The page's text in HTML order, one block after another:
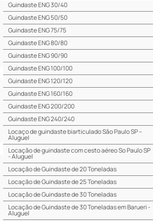
Guindaste ENG 30/40
Guindaste ENG 50/50
Guindaste ENG 75/75
Guindaste ENG 80/80
Guindaste ENG 90/90
Guindaste ENG 100/100
Guindaste ENG 120/120
Guindaste ENG 160/160
Guindaste ENG 200/200
Guindaste ENG 240/240
Locaço de guindaste biarticulado São Paulo SP –
Aluguel
Locação de guindaste com cesto aéreo So Paulo SP
- Aluguel
Locação de Guindaste de 20 Toneladas
Locação de Guindaste de 25 Toneladas
Locação de Guindaste de 30 Toneladas
Locação de Guindaste de 30 Toneladas em Barueri -
Aluguel